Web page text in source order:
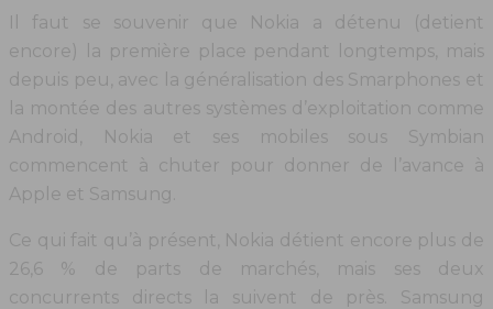
Il faut se souvenir que Nokia a détenu (detient
encore) la première place pendant longtemps, mais
depuis peu, avec la généralisation des Smarphones et
la montée des autres systèmes d’exploitation comme
Android, Nokia et ses mobiles sous Symbian
commencent à chuter pour donner de l’avance à
Apple et Samsung.
Ce qui fait qu’à présent, Nokia détient encore plus de
26,6 % de parts de marchés, mais ses deux
concurrents directs la suivent de près. Samsung